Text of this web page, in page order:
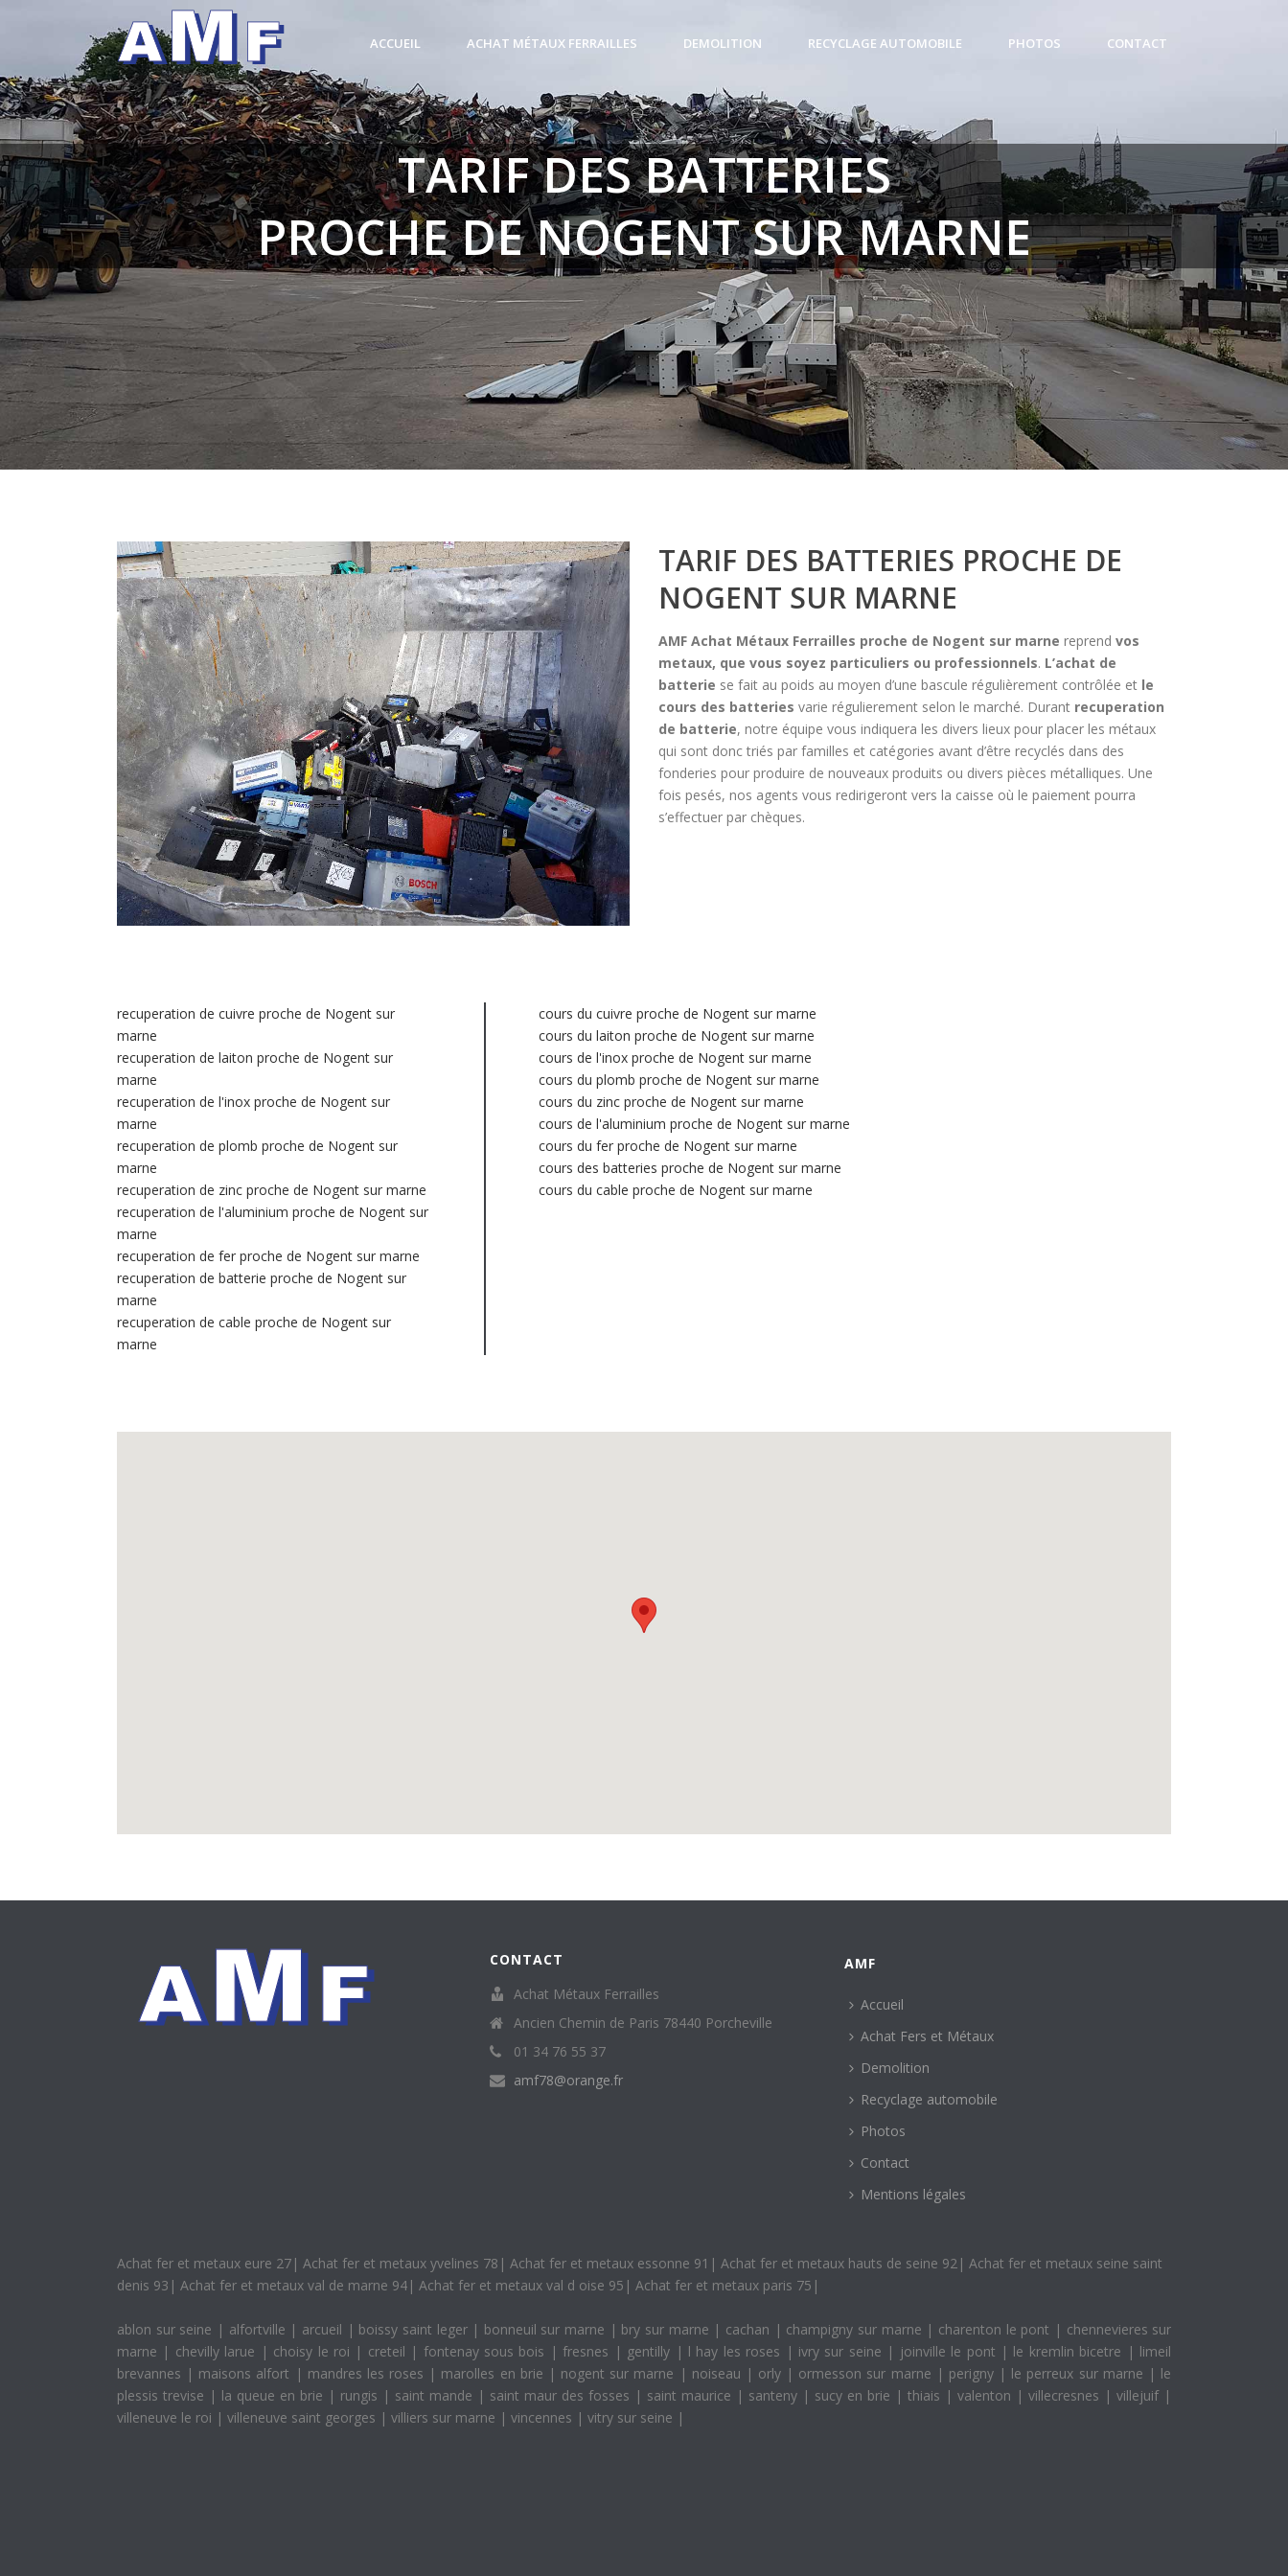
ACCUEIL ACHAT MÉTAUX FERRAILLES DEMOLITION RECYCLAGE AUTOMOBILE PHOTOS CONTACT
TARIF DES BATTERIES
PROCHE DE NOGENT SUR MARNE
TARIF DES BATTERIES PROCHE DE
NOGENT SUR MARNE
AMF Achat Métaux Ferrailles proche de Nogent sur marne reprend vos
metaux, que vous soyez particuliers ou professionnels. L’achat de
batterie se fait au poids au moyen d’une bascule régulièrement contrôlée et le
cours des batteries varie régulierement selon le marché. Durant recuperation
de batterie, notre équipe vous indiquera les divers lieux pour placer les métaux
qui sont donc triés par familles et catégories avant d’être recyclés dans des
fonderies pour produire de nouveaux produits ou divers pièces métalliques. Une
fois pesés, nos agents vous redirigeront vers la caisse où le paiement pourra
s’effectuer par chèques.
recuperation de cuivre proche de Nogent sur
marne
recuperation de laiton proche de Nogent sur
marne
recuperation de l'inox proche de Nogent sur
marne
recuperation de plomb proche de Nogent sur
marne
recuperation de zinc proche de Nogent sur marne
recuperation de l'aluminium proche de Nogent sur
marne
recuperation de fer proche de Nogent sur marne
recuperation de batterie proche de Nogent sur
marne
recuperation de cable proche de Nogent sur
marne
cours du cuivre proche de Nogent sur marne
cours du laiton proche de Nogent sur marne
cours de l'inox proche de Nogent sur marne
cours du plomb proche de Nogent sur marne
cours du zinc proche de Nogent sur marne
cours de l'aluminium proche de Nogent sur marne
cours du fer proche de Nogent sur marne
cours des batteries proche de Nogent sur marne
cours du cable proche de Nogent sur marne
CONTACT
Achat Métaux Ferrailles
Ancien Chemin de Paris 78440 Porcheville
01 34 76 55 37
amf78@orange.fr
AMF
Accueil
Achat Fers et Métaux
Demolition
Recyclage automobile
Photos
Contact
Mentions légales
Achat fer et metaux eure 27 | Achat fer et metaux yvelines 78 | Achat fer et metaux essonne 91 | Achat fer et metaux hauts de seine 92 | Achat fer et metaux seine saint
denis 93 | Achat fer et metaux val de marne 94 | Achat fer et metaux val d oise 95 | Achat fer et metaux paris 75 |
ablon sur seine | alfortville | arcueil | boissy saint leger | bonneuil sur marne | bry sur marne | cachan | champigny sur marne | charenton le pont | chennevieres sur
marne | chevilly larue | choisy le roi | creteil | fontenay sous bois | fresnes | gentilly | l hay les roses | ivry sur seine | joinville le pont | le kremlin bicetre | limeil
brevannes | maisons alfort | mandres les roses | marolles en brie | nogent sur marne | noiseau | orly | ormesson sur marne | perigny | le perreux sur marne | le
plessis trevise | la queue en brie | rungis | saint mande | saint maur des fosses | saint maurice | santeny | sucy en brie | thiais | valenton | villecresnes | villejuif |
villeneuve le roi | villeneuve saint georges | villiers sur marne | vincennes | vitry sur seine |